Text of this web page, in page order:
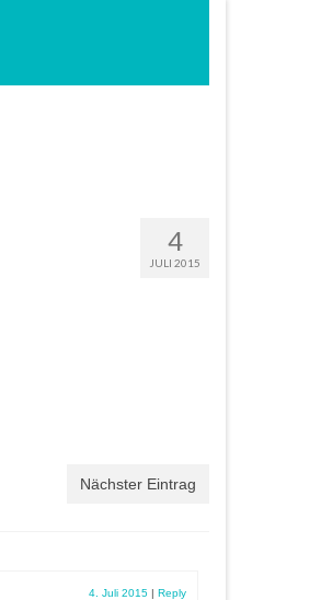
4
JULI 2015
Nächster Eintrag
4. Juli 2015 | Reply